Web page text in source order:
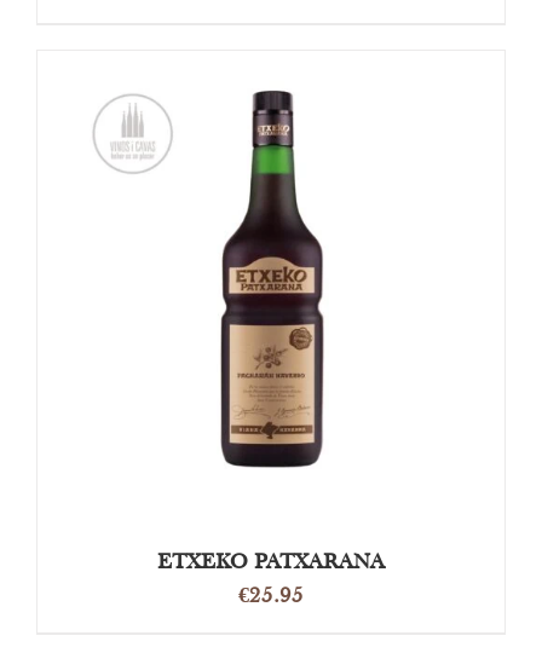
TOEVOEGEN AAN WINKELWAGEN
ETXEKO PATXARANA
€25.95